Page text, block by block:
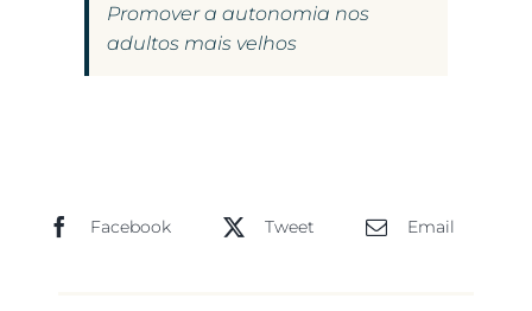
Promover a autonomia nos
adultos mais velhos
Facebook Tweet Email